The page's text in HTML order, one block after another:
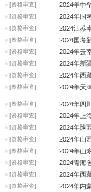
[资格审查]
[资格审查]
[资格审查]
[资格审查]
[资格审查]
[资格审查]
[资格审查]
[资格审查]
[资格审查]
[资格审查]
[资格审查]
[资格审查]
[资格审查]
[资格审查]
[资格审查]
[资格审查]